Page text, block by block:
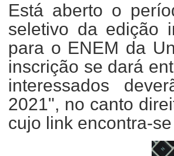
Está aberto o
seletivo da edição
para o ENEM da
inscrição se dará
interessados
2021", no canto
cujo link encontra-